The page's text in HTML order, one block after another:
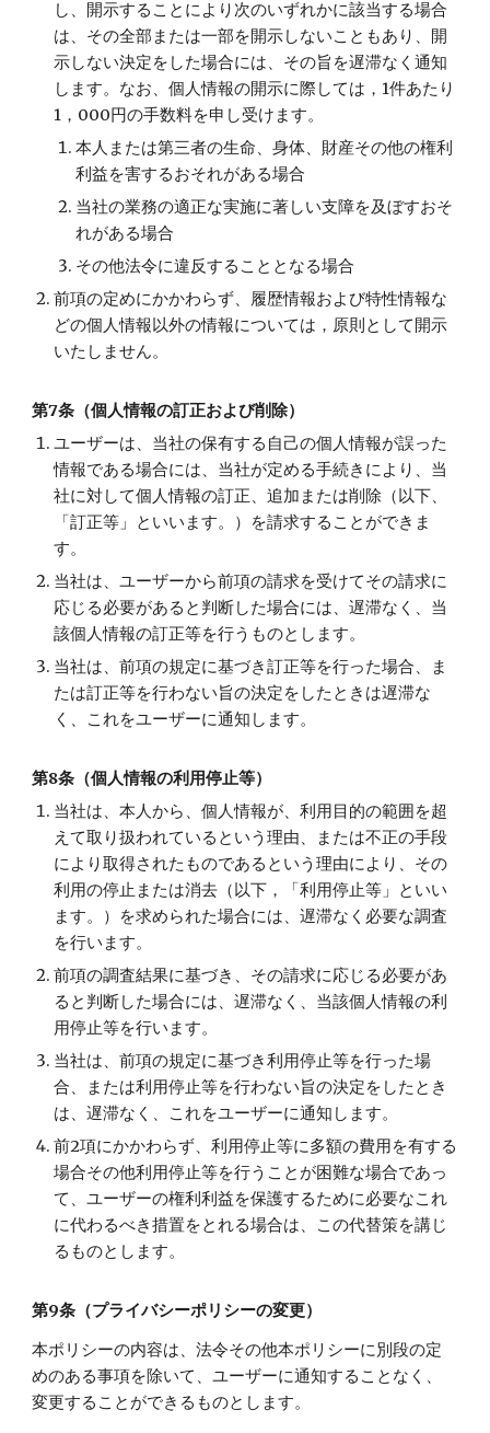
し、開示することにより次のいずれかに該当する場合
は、その全部または一部を開示しないこともあり、開
示しない決定をした場合には、その旨を遅滞なく通知
します。なお、個人情報の開示に際しては，1件あたり
1，000円の手数料を申し受けます。
本人または第三者の生命、身体、財産その他の権利
利益を害するおそれがある場合
当社の業務の適正な実施に著しい支障を及ぼすおそ
れがある場合
その他法令に違反することとなる場合
前項の定めにかかわらず、履歴情報および特性情報な
どの個人情報以外の情報については，原則として開示
いたしません。
第7条（個人情報の訂正および削除）
ユーザーは、当社の保有する自己の個人情報が誤った
情報である場合には、当社が定める手続きにより、当
社に対して個人情報の訂正、追加または削除（以下、
「訂正等」といいます。）を請求することができま
す。
当社は、ユーザーから前項の請求を受けてその請求に
応じる必要があると判断した場合には、遅滞なく、当
該個人情報の訂正等を行うものとします。
当社は、前項の規定に基づき訂正等を行った場合、ま
たは訂正等を行わない旨の決定をしたときは遅滞な
く、これをユーザーに通知します。
第8条（個人情報の利用停止等）
当社は、本人から、個人情報が、利用目的の範囲を超
えて取り扱われているという理由、または不正の手段
により取得されたものであるという理由により、その
利用の停止または消去（以下，「利用停止等」といい
ます。）を求められた場合には、遅滞なく必要な調査
を行います。
前項の調査結果に基づき、その請求に応じる必要があ
ると判断した場合には、遅滞なく、当該個人情報の利
用停止等を行います。
当社は、前項の規定に基づき利用停止等を行った場
合、または利用停止等を行わない旨の決定をしたとき
は、遅滞なく、これをユーザーに通知します。
前2項にかかわらず、利用停止等に多額の費用を有する
場合その他利用停止等を行うことが困難な場合であっ
て、ユーザーの権利利益を保護するために必要なこれ
に代わるべき措置をとれる場合は、この代替策を講じ
るものとします。
第9条（プライバシーポリシーの変更）
本ポリシーの内容は、法令その他本ポリシーに別段の定
めのある事項を除いて、ユーザーに通知することなく、
変更することができるものとします。